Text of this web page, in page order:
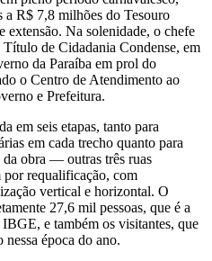
a R$ 7,8 milhões do Tesouro
extensão. Na solenidade, o chefe
de Cidadania Condense, em
da Paraíba em prol do
o Centro de Atendimento ao
e Prefeitura.
em seis etapas, tanto para
em cada trecho quanto para
obra — outras três ruas
por requalificação, com
vertical e horizontal. O
27,6 mil pessoas, que é a
e também os visitantes, que
nessa época do ano.